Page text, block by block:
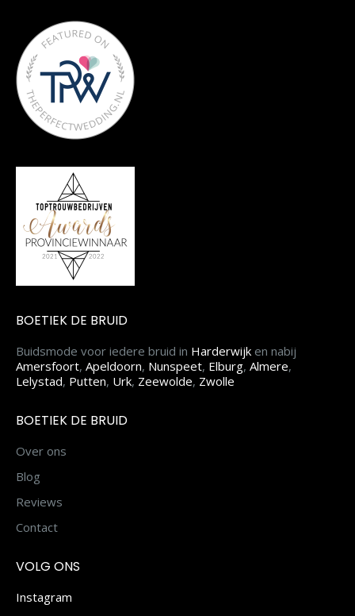
BOETIEK DE BRUID
Buidsmode voor iedere bruid in Harderwijk en nabij
Amersfoort, Apeldoorn, Nunspeet, Elburg, Almere,
Lelystad, Putten, Urk, Zeewolde, Zwolle
BOETIEK DE BRUID
Over ons
Blog
Reviews
Contact
VOLG ONS
Instagram